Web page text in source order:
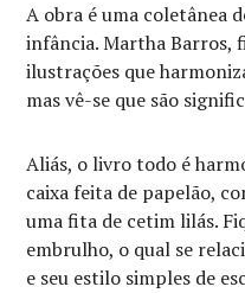
A obra é uma coletânea
infância. Martha Barros,
ilustrações que
mas vê-se que são
Aliás, o livro todo é
caixa feita de papelão,
uma fita de cetim lilás.
embrulho, o qual se
e seu estilo simples de